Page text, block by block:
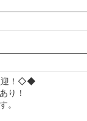
迎！◇◆
り！
。